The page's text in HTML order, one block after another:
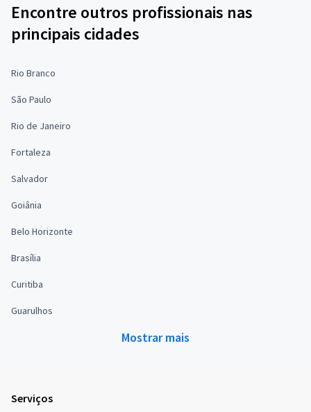
Encontre outros profissionais nas
principais cidades
Rio Branco
São Paulo
Rio de Janeiro
Fortaleza
Salvador
Goiânia
Belo Horizonte
Brasília
Curitiba
Guarulhos
Mostrar mais
Serviços